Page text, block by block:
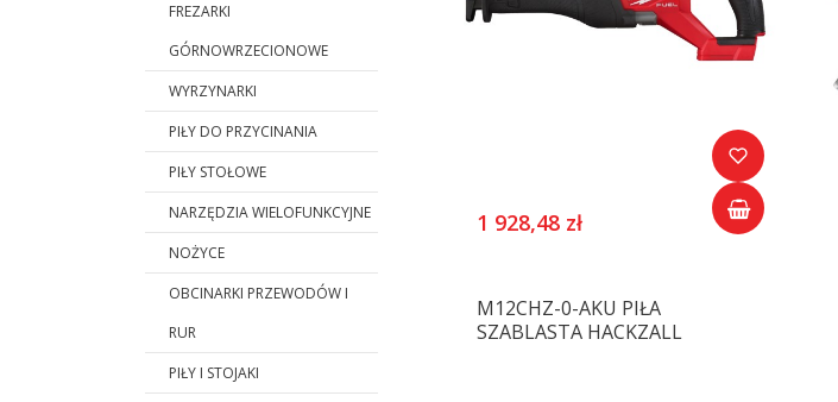
FREZARKI
GÓRNOWRZECIONOWE
WYRZYNARKI
PIŁY DO PRZYCINANIA
PIŁY STOŁOWE
NARZĘDZIA WIELOFUNKCYJNE
NOŻYCE
OBCINARKI PRZEWODÓW I
RUR
PIŁY I STOJAKI
1 928,48 zł
M12CHZ-0-AKU PIŁA
SZABLASTA HACKZALL